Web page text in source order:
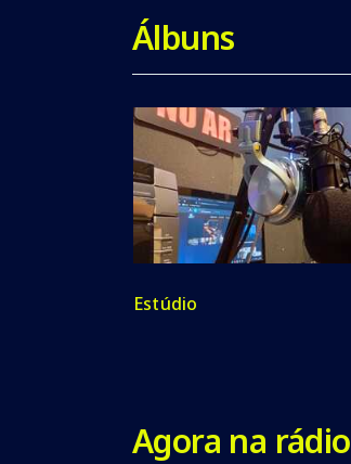
Álbuns
Estúdio
Agora na rádio